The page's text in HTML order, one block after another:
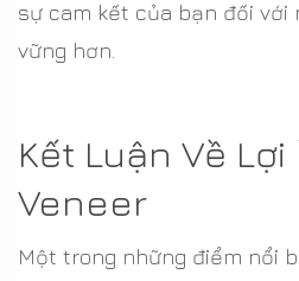
sự cam kết của bạn đối
vững hơn.
Kết Luận Về
Veneer
Một trong những điểm nổi